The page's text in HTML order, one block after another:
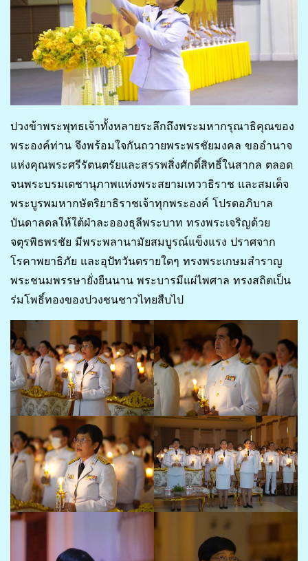
ปวงข้าพระพุทธเจ้าทั้งหลายระลึกถึงพระมหากรุณาธิคุณของ
พระองค์ท่าน จึงพร้อมใจกันถวายพระพรชัยมงคล ขออำนาจ
แห่งคุณพระศรีรัตนตรัยและสรรพสิ่งศักดิ์สิทธิ์ในสากล ตลอด
จนพระบรมเดชานุภาพแห่งพระสยามเทวาธิราช และสมเด็จ
พระบูรพมหากษัตริยาธิราชเจ้าทุกพระองค์ โปรดอภิบาล
บันดาลดลให้ใต้ฝ่าละอองธุลีพระบาท ทรงพระเจริญด้วย
จตุรพิธพรชัย มีพระพลานามัยสมบูรณ์แข็งแรง ปราศจาก
โรคาพยาธิภัย และอุปัทวันตรายใดๆ ทรงพระเกษมสำราญ
พระชนมพรรษายั่งยืนนาน พระบารมีแผ่ไพศาล ทรงสถิตเป็น
ร่มโพธิ์ทองของปวงชนชาวไทยสืบไป